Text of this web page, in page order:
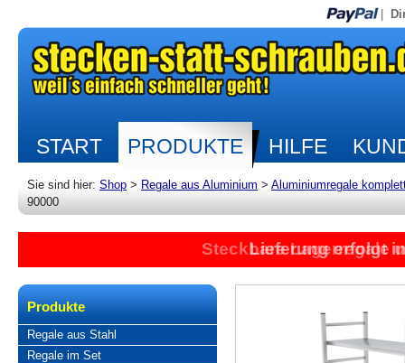
START PRODUKTE HILFE
Sie sind hier: Shop > Regale aus Aluminium > Aluminiumregale
90000
Steckbare Lagerregale
Lieferung erfolgt
Produkte
Regale aus Stahl
Regale im Set